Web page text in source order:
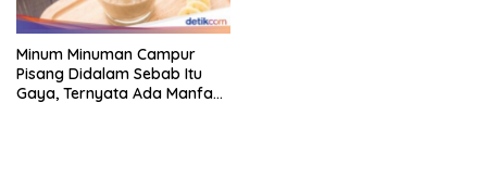
Minum Minuman Campur
Pisang Didalam Sebab Itu
Gaya, Ternyata Ada Manfaat